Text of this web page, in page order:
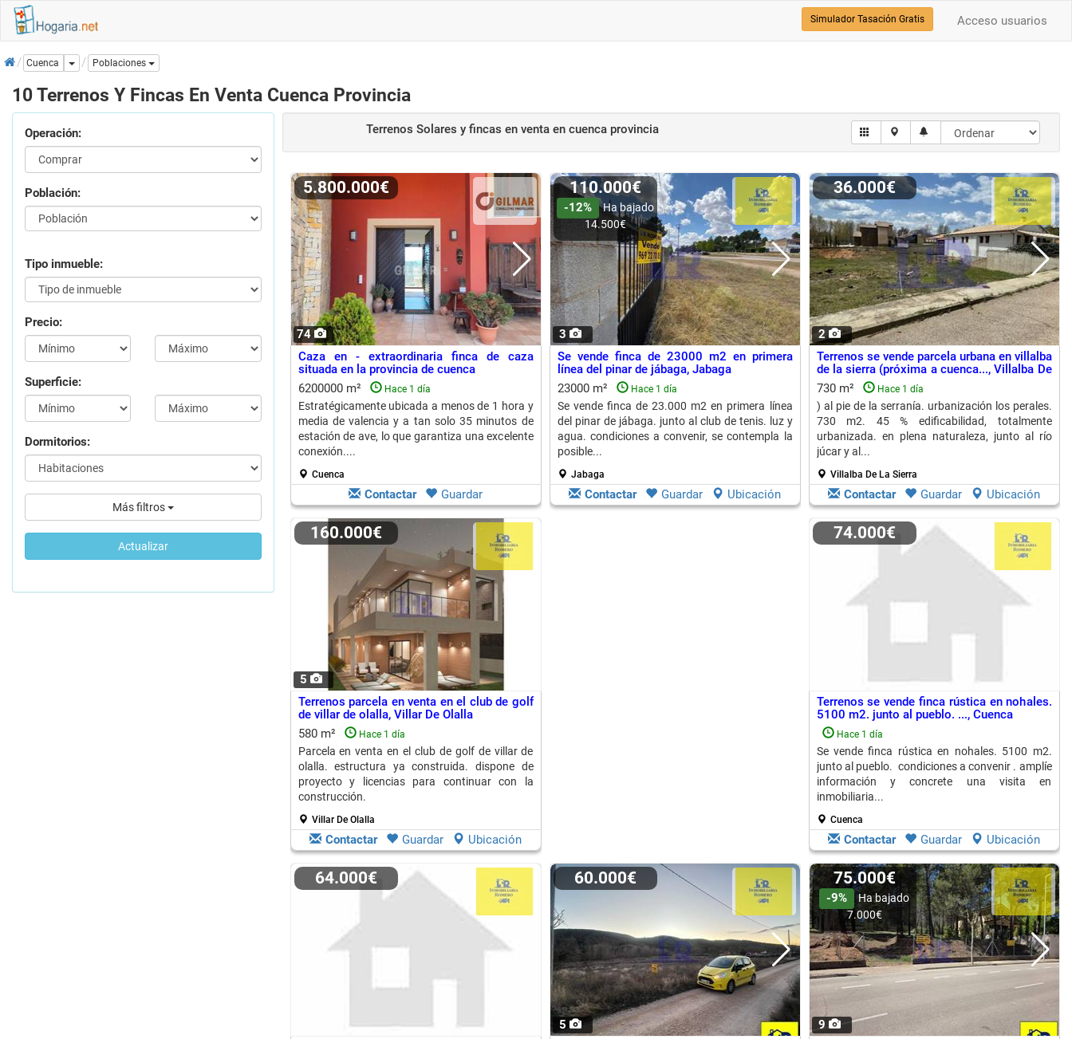
Acceso usuarios
Simulador Tasación Gratis
InicioCuenca Dropdown
Poblaciones
10 Terrenos Y Fincas En Venta Cuenca Provincia
Operación:
Población:
Tipo inmueble:
Precio:
Superficie:
Dormitorios:
Más filtros
Actualizar
Terrenos Solares y fincas en ventaen cuenca provincia
74
5.800.000€
Caza en - extraordinaria finca de caza
situada en la provincia de cuenca
6200000 m²
Hace 1 día
Estratégicamente ubicada a menos de 1 hora y
media de valencia y a tan solo 35 minutos de
estación de ave, lo que garantiza una excelente
conexión....
Cuenca
Contactar Guardar
3
110.000€
-12%
Ha bajado
14.500€
Se vende finca de 23000 m2 en primera
línea del pinar de jábaga, Jabaga
23000 m²
Hace 1 día
Se vende finca de 23.000 m2 en primera línea
del pinar de jábaga. junto al club de tenis. luz y
agua. condiciones a convenir, se contempla la
posible...
Jabaga
Contactar Guardar Ubicación
2
36.000€
Terrenos se vende parcela urbana en villalba
de la sierra (próxima a cuenca..., Villalba De
La Sierra
730 m² Hace 1 día
) al pie de la serranía. urbanización los perales.
730 m2. 45 % edificabilidad, totalmente
urbanizada. en plena naturaleza, junto al río
júcar y al...
Villalba De La Sierra
Contactar Guardar Ubicación
5
160.000€
Terrenos parcela en venta en el club de golf
de villar de olalla, Villar De Olalla
580 m²
Hace 1 día
Parcela en venta en el club de golf de villar de
olalla. estructura ya construida. dispone de
proyecto y licencias para continuar con la
construcción.
Villar De Olalla
Contactar Guardar Ubicación
74.000€
Terrenos se vende finca rústica en nohales.
5100 m2. junto al pueblo. ..., Cuenca
Hace 1 día
Se vende finca rústica en nohales. 5100 m2.
junto al pueblo. condiciones a convenir . amplíe
información y concrete una visita en
inmobiliaria...
Cuenca
Contactar Guardar Ubicación
64.000€
5
60.000€
9
75.000€
-9%
Ha bajado
7.000€